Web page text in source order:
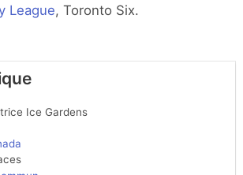
League, Toronto Six.
Ice Gardens